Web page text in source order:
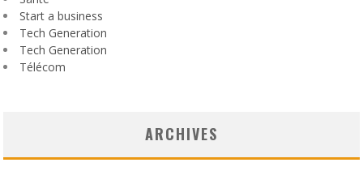
Start a business
Tech Generation
Tech Generation
Télécom
ARCHIVES